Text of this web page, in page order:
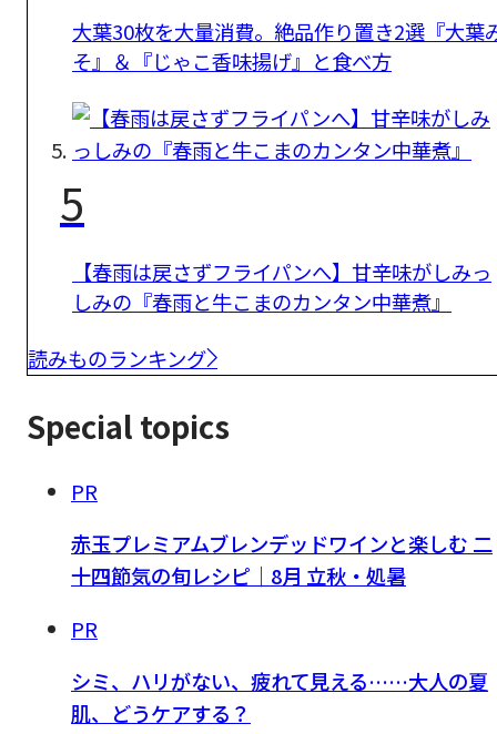
大葉30枚を大量消費。絶品作り置き2選『大葉
そ』＆『じゃこ香味揚げ』と食べ方
5
【春雨は戻さずフライパンへ】甘辛味がしみっ
しみの『春雨と牛こまのカンタン中華煮』
読みものランキング
Special topics
PR
赤玉プレミアムブレンデッドワインと楽しむ 二
十四節気の旬レシピ｜8月 立秋・処暑
PR
シミ、ハリがない、疲れて見える……大人の夏
肌、どうケアする？